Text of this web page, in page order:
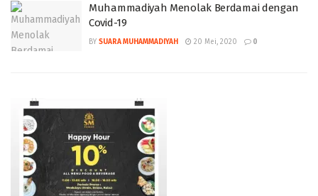
Muhammadiyah Menolak Berdamai dengan
Covid-19
BY SUARA MUHAMMADIYAH 20 Mei, 2020 0